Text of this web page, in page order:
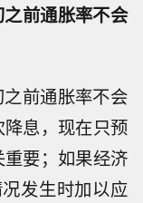
之前通胀率不会
前通胀率不会
息，现在只预
要；如果经济
发生时加以应